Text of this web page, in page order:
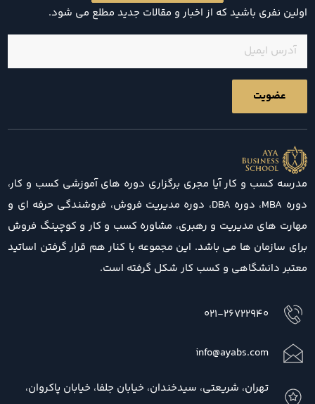
اولین نفری باشید که از اخبار و مقالات جدید مطلع می شود.
ایمیل
(ضروری)
مدرسه کسب و کار آیا مجری برگزاری دوره های آموزشی کسب و کار،
دوره MBA، دوره DBA، دوره مدیریت فروش، فروشندگی حرفه ای و
مهارت های مدیریت و رهبری، مشاوره کسب و کار و کوچینگ فروش
برای سازمان ها می باشد. این مجموعه با کنار هم قرار گرفتن اساتید
معتبر دانشگاهی و کسب کار شکل گرفته است.
021-26722940
info@ayabs.com
تهران، شریعتی، سیدخندان، خیابان جلفا، خیابان پاکروان،